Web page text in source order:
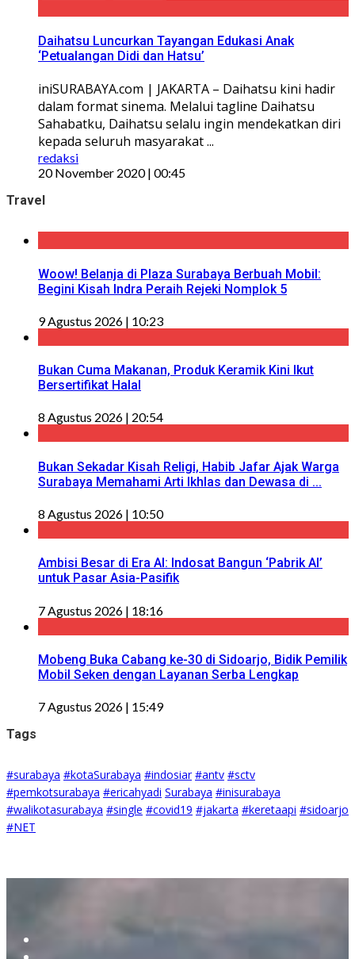
Daihatsu Luncurkan Tayangan Edukasi Anak
‘Petualangan Didi dan Hatsu’
iniSURABAYA.com | JAKARTA – Daihatsu kini hadir
dalam format sinema. Melalui tagline Daihatsu
Sahabatku, Daihatsu selalu ingin mendekatkan diri
kepada seluruh masyarakat ...
redaksi
20 November 2020 | 00:45
Travel
Woow! Belanja di Plaza Surabaya Berbuah Mobil:
Begini Kisah Indra Peraih Rejeki Nomplok 5
9 Agustus 2026 | 10:23
Bukan Cuma Makanan, Produk Keramik Kini Ikut
Bersertifikat Halal
8 Agustus 2026 | 20:54
Bukan Sekadar Kisah Religi, Habib Jafar Ajak Warga
Surabaya Memahami Arti Ikhlas dan Dewasa di ...
8 Agustus 2026 | 10:50
Ambisi Besar di Era AI: Indosat Bangun ‘Pabrik AI’
untuk Pasar Asia-Pasifik
7 Agustus 2026 | 18:16
Mobeng Buka Cabang ke-30 di Sidoarjo, Bidik Pemilik
Mobil Seken dengan Layanan Serba Lengkap
7 Agustus 2026 | 15:49
Tags
#surabaya #kotaSurabaya #indosiar #antv #sctv
#pemkotsurabaya #ericahyadi Surabaya #inisurabaya
#walikotasurabaya #single #covid19 #jakarta #keretaapi #sidoarjo
#NET